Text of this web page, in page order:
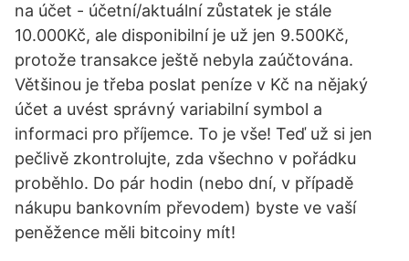
na účet - účetní/aktuální zůstatek je stále
10.000Kč, ale disponibilní je už jen 9.500Kč,
protože transakce ještě nebyla zaúčtována.
Většinou je třeba poslat peníze v Kč na nějaký
účet a uvést správný variabilní symbol a
informaci pro příjemce. To je vše! Teď už si jen
pečlivě zkontrolujte, zda všechno v pořádku
proběhlo. Do pár hodin (nebo dní, v případě
nákupu bankovním převodem) byste ve vaší
peněžence měli bitcoiny mít!